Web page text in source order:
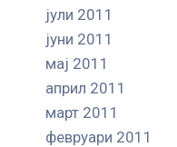
јули 2011
јуни 2011
мај 2011
април 2011
март 2011
февруари 2011